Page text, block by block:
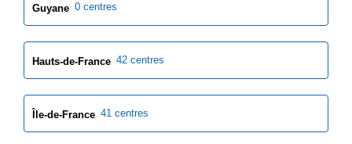
Guyane 0 centres
Hauts-de-France 42 centres
Île-de-France 41 centres